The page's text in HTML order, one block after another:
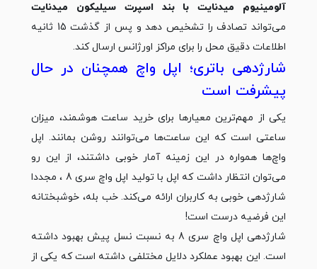
آلومینیوم میدنایت با بند اسپرت سیلیکون میدنایت
می‌تواند تصادف را تشخیص دهد و پس از گذشت 15 ثانیه
اطلاعات دقیق محل‌ را برای مراکز اورژانس ارسال کند.
شارژدهی باتری؛ اپل واچ همچنان در حال
پیشرفت است
یکی از مهم‌ترین معیارها برای خرید ساعت هوشمند، میزان
ساعتی است که این ساعت‌ها می‌توانند روشن بمانند. اپل
واچ‌ها همواره در این زمینه آمار خوبی داشتند، از این رو
می‌توان انتظار داشت که اپل با تولید اپل واچ سری 8 ، مجددا
شارژدهی خوبی به کاربران ارائه می‌کند. خب بله، خوشبختانه
این فرضیه درست است!
شارژدهی اپل واچ سری 8 به نسبت نسل پیش بهبود داشته
است. این بهبود عملکرد دلایل مختلفی داشته است که یکی از